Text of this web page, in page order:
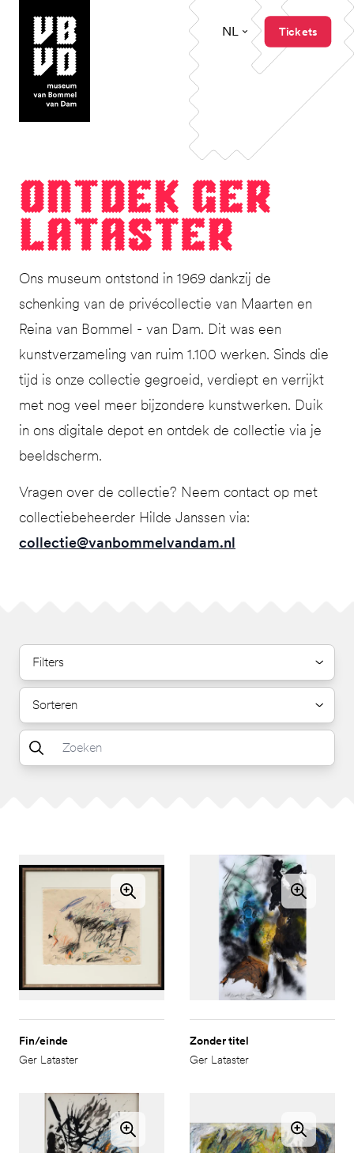
museum van Bommel van Dam
NL Tickets
Ont­dek Ger
Lataster
Ons museum ontstond in 1969 dankzij de
schenking van de privécollectie van Maarten en
Reina van Bommel - van Dam. Dit was een
kunstverzameling van ruim 1.100 werken. Sinds die
tijd is onze collectie gegroeid, verdiept en verrijkt
met nog veel meer bijzondere kunstwerken. Duik
in ons digitale depot en ontdek de collectie via je
beeldscherm.
Vragen over de collectie? Neem contact op met
collectiebeheerder Hilde Janssen via:
collectie@vanbommelvandam.nl
Filters
Sorteren
Fin/einde
Ger Lataster
Zonder titel
Ger Lataster